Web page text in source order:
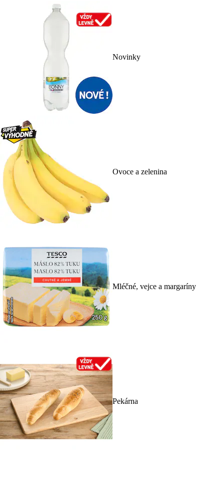
Novinky
Ovoce a zelenina
Mléčné, vejce a margaríny
Pekárna